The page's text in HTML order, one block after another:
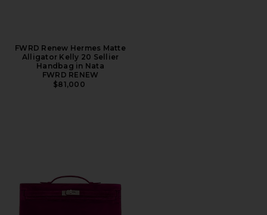
FWRD Renew Hermes Matte
Alligator Kelly 20 Sellier
Handbag in Nata
FWRD RENEW
$81,000